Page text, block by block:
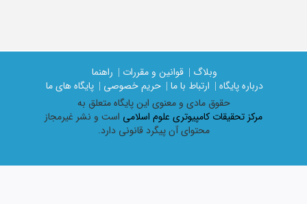
وبلاگ | قوانین و مقررات |
راهنما
درباره پایگاه |
ارتباط با ما | حریم خصوصی |
پایگاه های ما
حقوق مادی و معنوی اين پايگاه متعلق به
مرکز تحقیقات کامپیوتری علوم اسلامی است و نشر غیرمجاز
محتوای آن پیگرد قانونی دارد.